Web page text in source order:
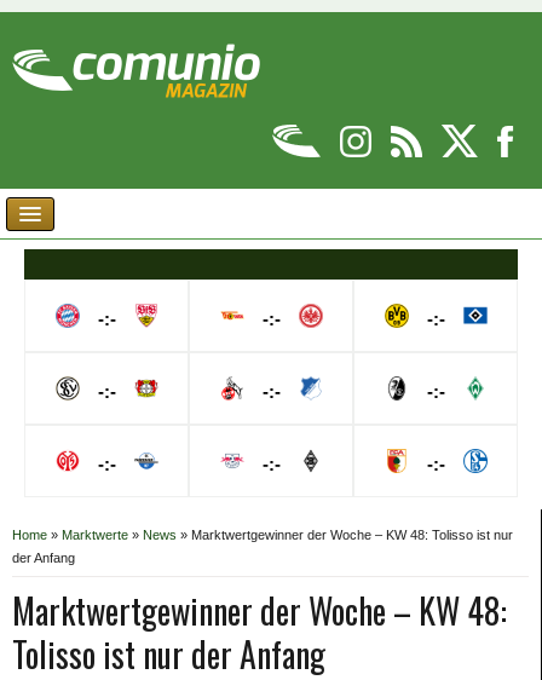
-:-
-:-
-:-
-:-
-:-
-:-
-:-
-:-
-:-
Home » Marktwerte » News » Marktwertgewinner der Woche – KW 48: Tolisso ist nur
der Anfang
Marktwertgewinner der Woche – KW 48:
Tolisso ist nur der Anfang